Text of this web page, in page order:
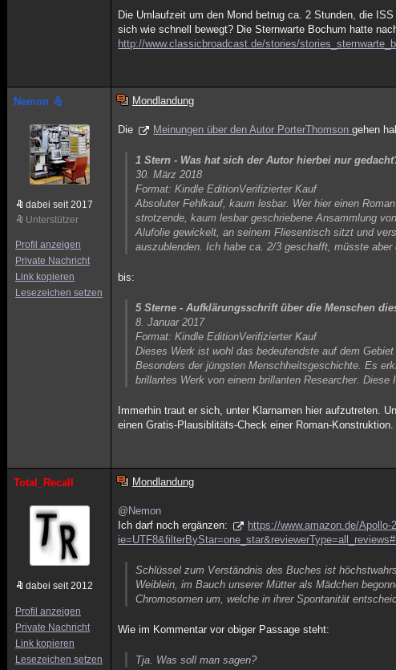
Die Umlaufzeit um den Mond betrug ca. 2 Stunden, die
sich wie schnell bewegt? Die Sternwarte Bochum hatte
http://www.classicbroadcast.de/stories/
Nemon
dabei seit 2017
Unterstützer
Profil anzeigen
Private Nachricht
Link kopieren
Lesezeichen setzen
Mondlandung
Die Meinungen über den Autor PorterThomsongehen
1 Stern - Was hat sich der Autor hierbei nur
30. März 2018
Format: Kindle EditionVerifizierter Kauf
Absoluter Fehlkauf, kaum lesbar. Wer hier einen
strotzende, kaum lesbar geschriebene Ansammlung
Alufolie gewickelt, an seinem Fliesentisch sitzt und
auszublenden. Ich habe ca. 2/3 geschafft, müsste aber
bis:
5 Sterne - Aufklärungsschrift über die Menschen
8. Januar 2017
Format: Kindle EditionVerifizierter Kauf
Dieses Werk ist wohl das bedeutendste auf dem
Besonders der jüngsten Menschheitsgeschichte. Es
brillantes Werk von einem brillanten Researcher.
Immerhin traut er sich, unter Klarnamen hier aufzutreten.
einen Gratis-Plausiblitäts-Check einer Roman-
Total_Recall
dabei seit 2012
Profil anzeigen
Private Nachricht
Link kopieren
Lesezeichen setzen
Mondlandung
@Nemon
Ich darf noch ergänzen:
https://www.amazon.de/
Schlüssel zum Verständnis des Buches ist
Weiblein, im Bauch unserer Mütter als Mädchen
Chromosomen um, welche in ihrer Spontanität
Wie im Kommentar vor obiger Passage steht:
Tja. Was soll man sagen?